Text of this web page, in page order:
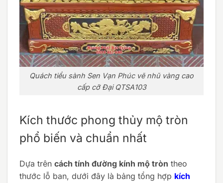
Quách tiểu sành Sen Vạn Phúc vẽ nhũ vàng cao
cấp cỡ Đại QTSA103
Kích thước phong thủy mộ tròn
phổ biến và chuẩn nhất
Dựa trên cách tính đường kính mộ tròn theo
thước lỗ ban, dưới đây là bảng tổng hợp kích